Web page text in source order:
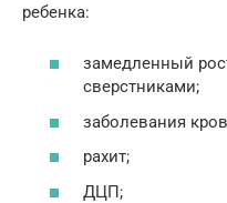
ребенка:
замедленный
сверстниками;
заболевания
рахит;
ДЦП;